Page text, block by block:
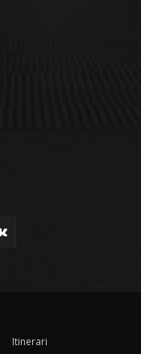
Itinerari